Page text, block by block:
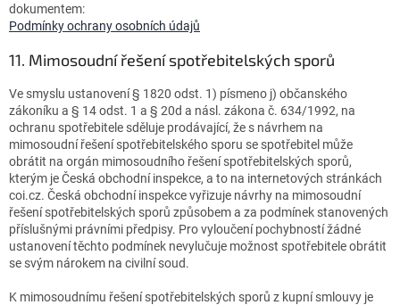
dokumentem:
Podmínky ochrany osobních údajů
11. Mimosoudní řešení spotřebitelských sporů
Ve smyslu ustanovení § 1820 odst. 1) písmeno j) občanského
zákoníku a § 14 odst. 1 a § 20d a násl. zákona č. 634/1992, na
ochranu spotřebitele sděluje prodávající, že s návrhem na
mimosoudní řešení spotřebitelského sporu se spotřebitel může
obrátit na orgán mimosoudního řešení spotřebitelských sporů,
kterým je Česká obchodní inspekce, a to na internetových stránkách
coi.cz. Česká obchodní inspekce vyřizuje návrhy na mimosoudní
řešení spotřebitelských sporů způsobem a za podmínek stanovených
příslušnými právními předpisy. Pro vyloučení pochybností žádné
ustanovení těchto podmínek nevylučuje možnost spotřebitele obrátit
se svým nárokem na civilní soud.
K mimosoudnímu řešení spotřebitelských sporů z kupní smlouvy je